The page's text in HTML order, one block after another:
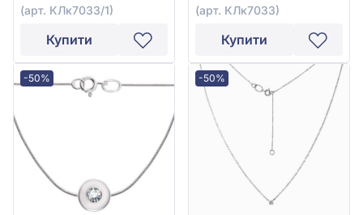
(арт. КЛк7033/1)
Купити
(арт. КЛк7033)
Купити
-50% -50%